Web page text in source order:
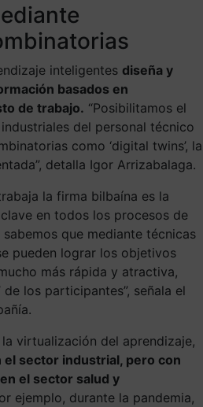
inteligentes diseña y
basados en
de trabajo. “Posibilitamos el
del personal técnico
como ‘digital twins’, la
detalla Igor Arrizabalaga.
la firma bilbaína es la
en todos los procesos de
que mediante técnicas
pueden lograr los objetivos
más rápida y atractiva,
de los participantes”, señala el
virtualización del aprendizaje,
sector industrial, pero con
el sector salud y
ejemplo, durante la pandemia,